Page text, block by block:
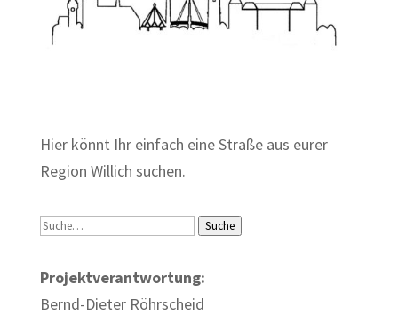
Hier könnt Ihr einfach eine Straße aus eurer
Region Willich suchen.
Suche Suche
Projektverantwortung:
Bernd-Dieter Röhrscheid